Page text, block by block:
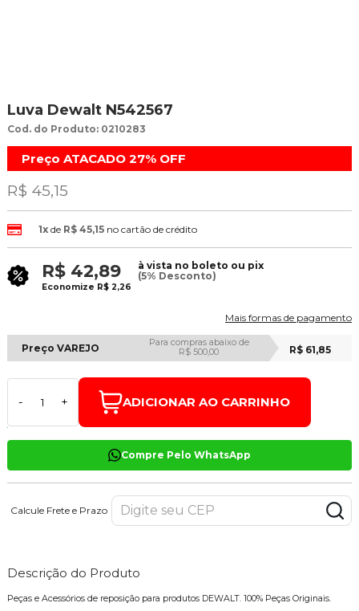
Luva Dewalt N542567
Cod. do Produto: 0210283
Preço ATACADO 27% OFF
R$ 45,15
1xde R$ 45,15 no cartão de crédito
R$ 42,89
à vista no boleto ou pix
(5% Desconto)
Economize R$ 2,26
Mais formas de pagamento
Preço VAREJO
Para compras abaixo de
R$ 500,00
R$ 61,85
- + ADICIONAR AO CARRINHO
Compre Pelo WhatsApp
Calcule Frete e Prazo
Descrição do Produto
Peças e Acessórios de reposição para produtos DEWALT. 100% Peças Originais.